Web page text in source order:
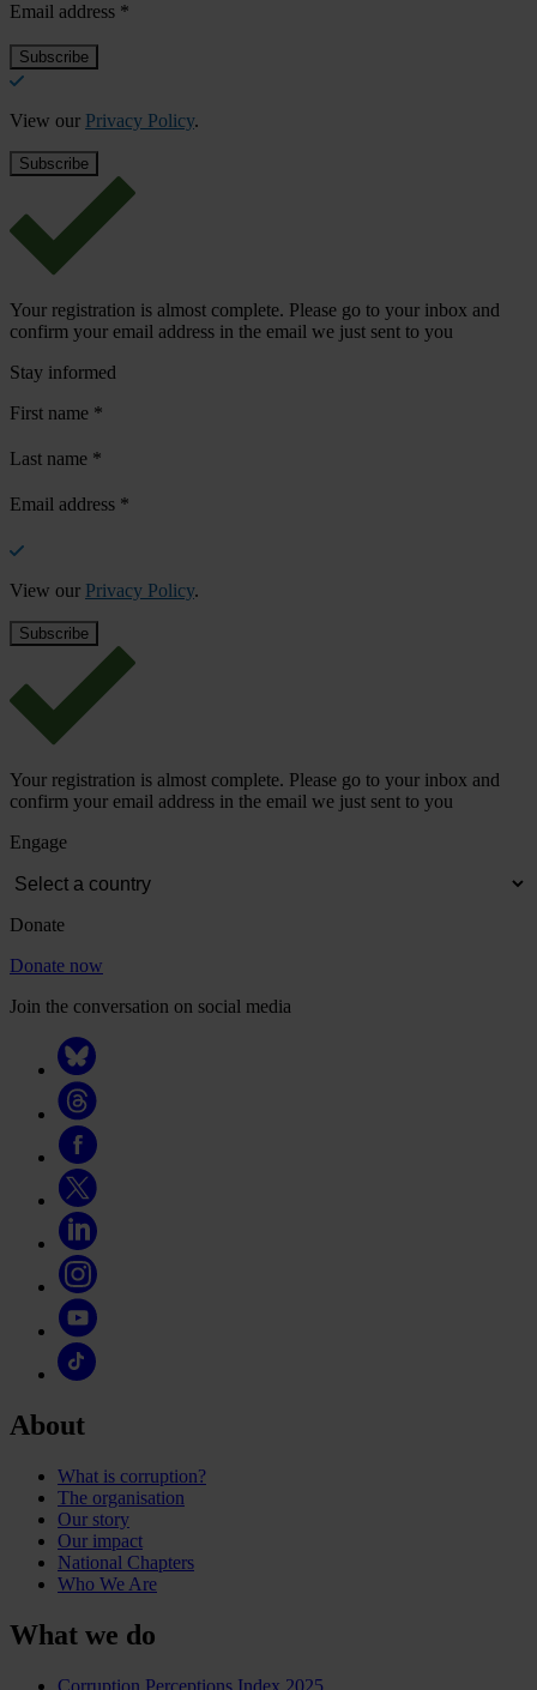
Email address *
View our Privacy Policy.
Your registration is almost complete. Please go to your inbox and
confirm your email address in the email we just sent to you
Stay informed
First name *
Last name *
Email address *
View our Privacy Policy.
Your registration is almost complete. Please go to your inbox and
confirm your email address in the email we just sent to you
Engage
Donate
Donate now
Join the conversation on social media
About
What is corruption?
The organisation
Our story
Our impact
National Chapters
Who We Are
What we do
Corruption Perceptions Index 2025